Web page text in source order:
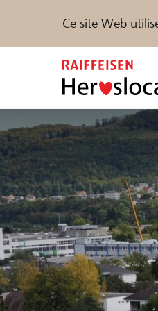
Ce site Web
Parrainer
Trouvez des
DE FR IT